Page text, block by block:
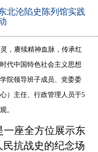
北沦陷史陈列馆实践
，赓续精神血脉，传承红
代中国特色社会主义思想
院领导班子成员、党委委
）主任、行政管理人员于5
。
一座全方位展示东
抗战史的纪念场